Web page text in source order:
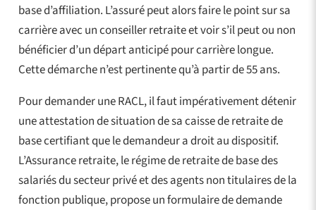
base d’affiliation. L’assuré peut alors faire le point sur sa
carrière avec un conseiller retraite et voir s’il peut ou non
bénéficier d’un départ anticipé pour carrière longue.
Cette démarche n’est pertinente qu’à partir de 55 ans.
Pour demander une RACL, il faut impérativement détenir
une attestation de situation de sa caisse de retraite de
base certifiant que le demandeur a droit au dispositif.
L’Assurance retraite, le régime de retraite de base des
salariés du secteur privé et des agents non titulaires de la
fonction publique, propose un formulaire de demande